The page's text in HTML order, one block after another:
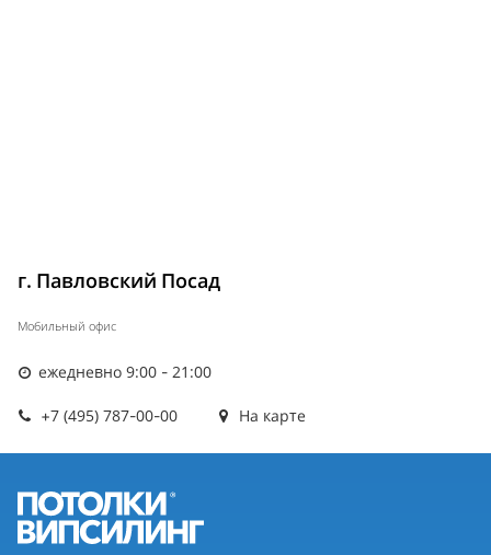
г. Павловский Посад
Мобильный офис
ежедневно 9:00 - 21:00
+7 (495) 787-00-00 На карте